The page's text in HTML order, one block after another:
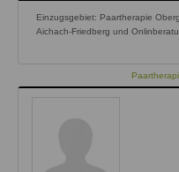
Einzugsgebiet: Paartherapie
Aichach-Friedberg und